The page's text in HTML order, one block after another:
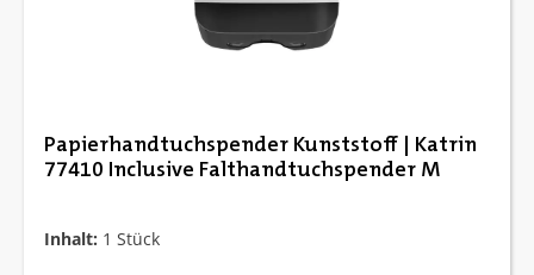
Papierhandtuchspender Kunststoff | Katrin
77410 Inclusive Falthandtuchspender M
Inhalt: 1 Stück